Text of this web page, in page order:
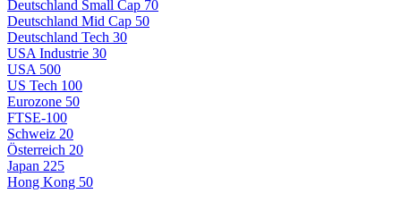
Deutschland Small Cap 70
Deutschland Mid Cap 50
Deutschland Tech 30
USA Industrie 30
USA 500
US Tech 100
Eurozone 50
FTSE-100
Schweiz 20
Österreich 20
Japan 225
Hong Kong 50